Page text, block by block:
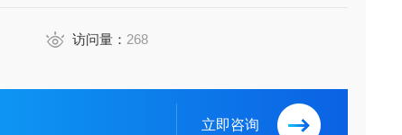
访问量： 268
立即咨询